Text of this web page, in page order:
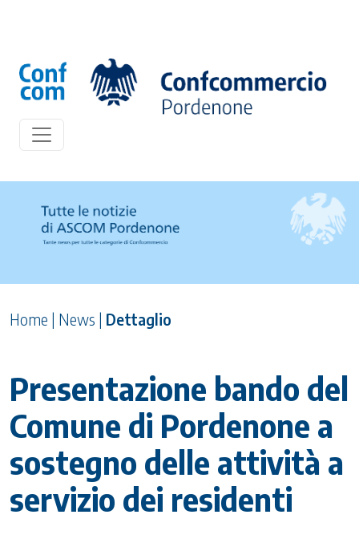
Home | News | Dettaglio
Presentazione bando del
Comune di Pordenone a
sostegno delle attività a
servizio dei residenti